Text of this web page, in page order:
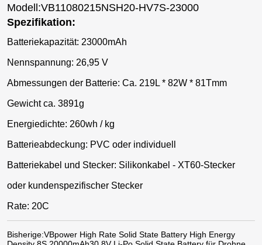
Modell:VB11080215NSH20-HV7S-23000
Spezifikation:
Batteriekapazität: 23000mAh
Nennspannung: 26,95 V
Abmessungen der Batterie: Ca. 219L * 82W * 81Tmm
Gewicht ca. 3891g
Energiedichte: 260wh / kg
Batterieabdeckung: PVC oder individuell
Batteriekabel und Stecker: Silikonkabel - XT60-Stecker
oder kundenspezifischer Stecker
Rate: 20C
Bisherige:VBpower High Rate Solid State Battery High Energy